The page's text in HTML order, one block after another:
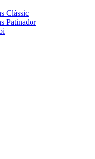
Clàssic
Patinador